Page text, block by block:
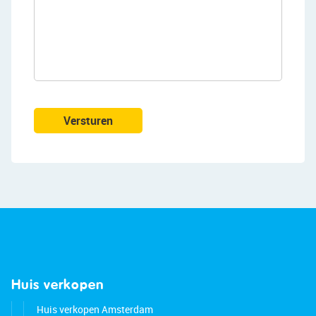
to the living area, making it ideal for both
First floor:
floor, adding extra comfort.
Versturen
Huis verkopen
Huis verkopen Amsterdam